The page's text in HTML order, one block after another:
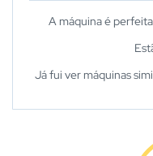
A máquina é
Já fui ver máquinas